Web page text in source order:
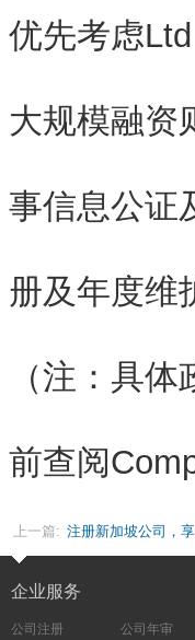
优先考虑
大规模融资
事信息公证
册及年度维
（注：具
前查阅
上一篇: 注册新加坡公司，
企业服务
公司注册
公司年审